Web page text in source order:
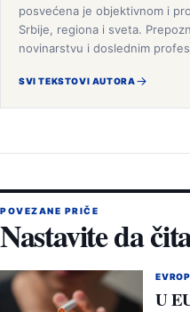
posvećena je objektivnom i
Srbije, regiona i sveta.
novinarstvu i doslednim
SVI TEKSTOVI AUTORA
POVEZANE PRIČE
Nastavite da
U